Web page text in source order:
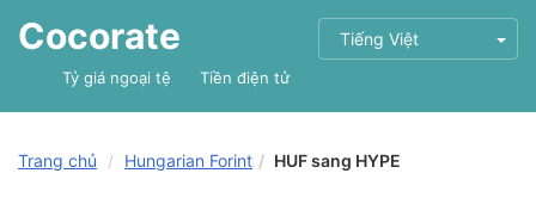
Cocorate Tiếng Việt
Tỷ giá ngoại tệ Tiền điện tử
Trang chủ Hungarian Forint HUF sang HYPE